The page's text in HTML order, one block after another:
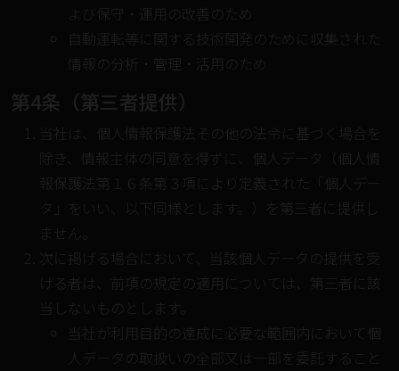
よび保守・運用の改善のため
自動運転等に関する技術開発のために収集された
情報の分析・管理・活用のため
第4条（第三者提供）
当社は、個人情報保護法その他の法令に基づく場合を
除き、情報主体の同意を得ずに、個人データ（個人情
報保護法第１６条第３項により定義された「個人デー
タ」をいい、以下同様とします。）を第三者に提供し
ません。
次に掲げる場合において、当該個人データの提供を受
ける者は、前項の規定の適用については、第三者に該
当しないものとします。
当社が利用目的の達成に必要な範囲内において個
人データの取扱いの全部又は一部を委託すること